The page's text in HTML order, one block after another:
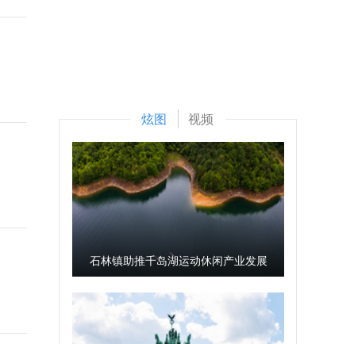
炫图 视频
石林镇助推千岛湖运动休闲产业发展